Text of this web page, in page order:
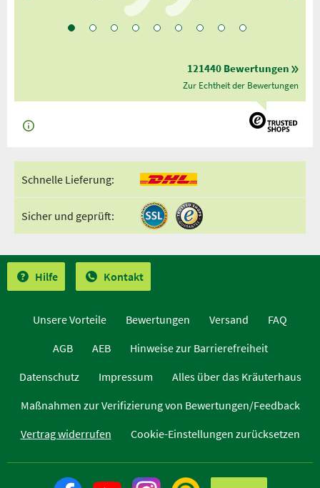
121440 Bewertungen
Zur Echtheit der Bewertungen
Schnelle Lieferung:
Sicher und geprüft:
Hilfe Kontakt
Unsere Vorteile Bewertungen Versand
FAQ
AGB
AEB
Hinweise zur Barrierefreiheit
Datenschutz
Impressum
Alles über das Kräuterhaus
Maßnahmen zur Verifizierung von Bewertungen/Feedback
Vertrag widerrufen
Cookie-Einstellungen zurücksetzen